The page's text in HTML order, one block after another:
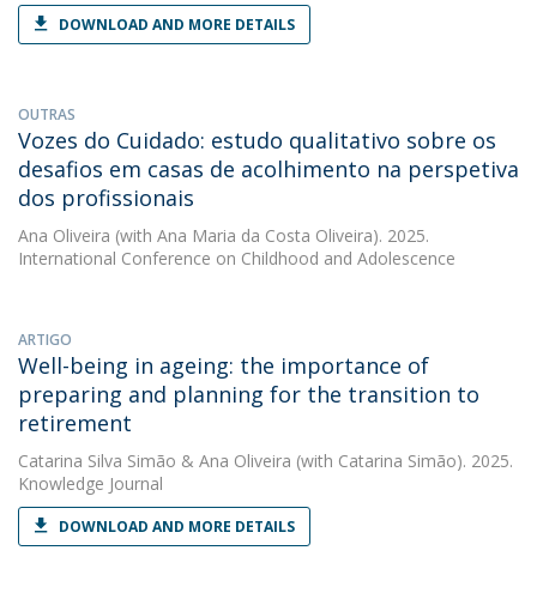
DOWNLOAD AND MORE DETAILS
OUTRAS
Vozes do Cuidado: estudo qualitativo sobre os
desafios em casas de acolhimento na perspetiva
dos profissionais
Ana Oliveira (with Ana Maria da Costa Oliveira). 2025.
International Conference on Childhood and Adolescence
ARTIGO
Well-being in ageing: the importance of
preparing and planning for the transition to
retirement
Catarina Silva Simão & Ana Oliveira (with Catarina Simão). 2025.
Knowledge Journal
DOWNLOAD AND MORE DETAILS